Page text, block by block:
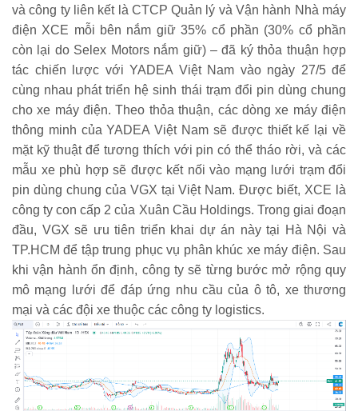
và công ty liên kết là CTCP Quản lý và Vận hành Nhà máy
điện XCE mỗi bên nắm giữ 35% cổ phần (30% cổ phần
còn lại do Selex Motors nắm giữ) – đã ký thỏa thuận hợp
tác chiến lược với YADEA Việt Nam vào ngày 27/5 để
cùng nhau phát triển hệ sinh thái trạm đổi pin dùng chung
cho xe máy điện. Theo thỏa thuận, các dòng xe máy điện
thông minh của YADEA Việt Nam sẽ được thiết kế lại về
mặt kỹ thuật để tương thích với pin có thể tháo rời, và các
mẫu xe phù hợp sẽ được kết nối vào mạng lưới trạm đổi
pin dùng chung của VGX tại Việt Nam. Được biết, XCE là
công ty con cấp 2 của Xuân Cầu Holdings. Trong giai đoạn
đầu, VGX sẽ ưu tiên triển khai dự án này tại Hà Nội và
TP.HCM để tập trung phục vụ phân khúc xe máy điện. Sau
khi vận hành ổn định, công ty sẽ từng bước mở rộng quy
mô mạng lưới để đáp ứng nhu cầu của ô tô, xe thương
mại và các đội xe thuộc các công ty logistics.